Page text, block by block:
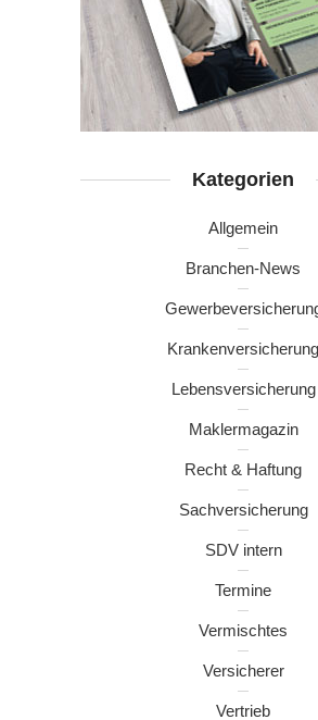
Kategorien
Allgemein
Branchen-News
Krankenversicherung
Lebensversicherung
Maklermagazin
Recht & Haftung
Sachversicherung
SDV intern
Termine
Vermischtes
Versicherer
Vertrieb